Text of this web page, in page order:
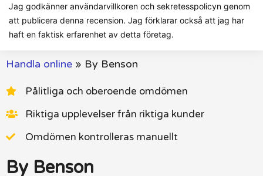
Jag godkänner användarvillkoren och sekretesspolicyn genom
att publicera denna recension. Jag förklarar också att jag har
haft en faktisk erfarenhet av detta företag.
Handla online » By Benson
Pålitliga och oberoende omdömen
Riktiga upplevelser från riktiga kunder
Omdömen kontrolleras manuellt
By Benson